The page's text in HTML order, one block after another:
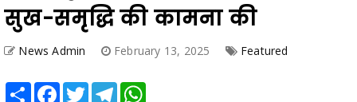
सुख-समृद्धि की कामना की
News Admin February 13, 2025 Featured
Share Facebook
TwitterTelegram